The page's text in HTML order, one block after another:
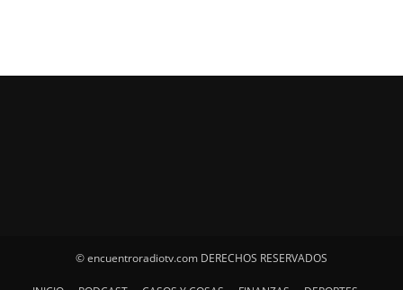
© encuentroradiotv.com DERECHOS RESERVADOS